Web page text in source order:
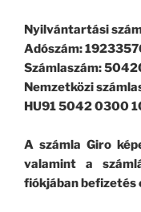
Nyilvántartási
Adószám:
Számlaszám:
Nemzetközi
HU91 5042 0300
A számla Giro
valamint a
fiókjában befizetés